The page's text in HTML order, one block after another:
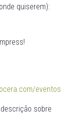
quiserem):
eventos
sobre